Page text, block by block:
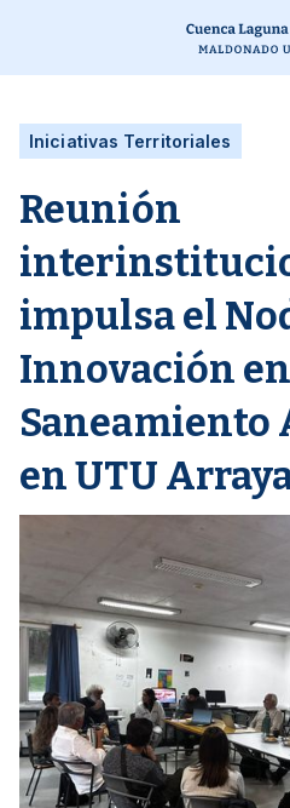
Iniciativas Territoriales
Reunión
impulsa el
Innovación en
en UTU